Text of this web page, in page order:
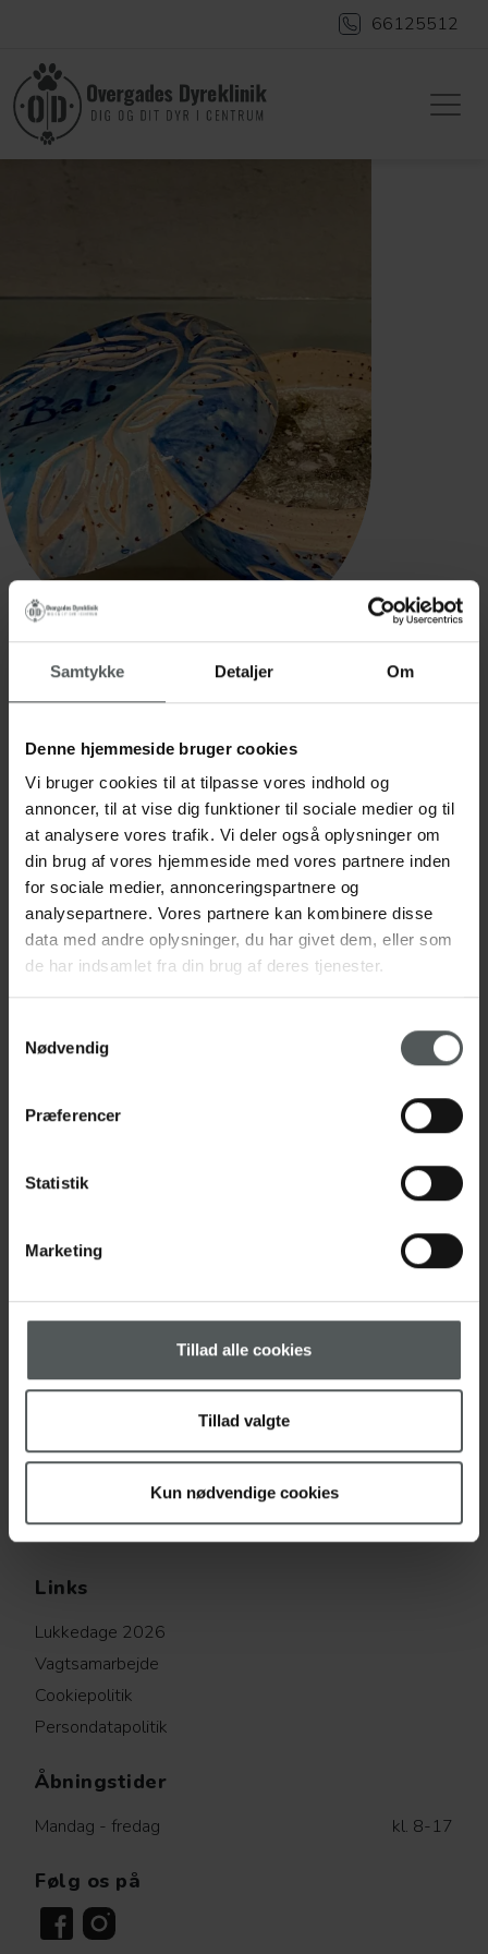
Samtykke Detaljer Om
Denne hjemmeside bruger cookies
Vi bruger cookies til at tilpasse vores indhold og
annoncer, til at vise dig funktioner til sociale medier og til
at analysere vores trafik. Vi deler også oplysninger om
din brug af vores hjemmeside med vores partnere inden
for sociale medier, annonceringspartnere og
analysepartnere. Vores partnere kan kombinere disse
data med andre oplysninger, du har givet dem, eller som
de har indsamlet fra din brug af deres tjenester.
Nødvendig
Præferencer
Statistik
Marketing
Tillad alle cookies
Tillad valgte
Kun nødvendige cookies
66125512
Mindesten og
lågkrukker i keramik
Hos Overgades Dyreklinik samarbejder vi med
Evige Poter. Vælger du urnekremering, har du
mulighed for at få en del af asken brændt ind i
glasuren på en personlig mindesten eller
lågkrukke i keramik.
Evige Poter skaber unikke og bæredygtige
Bestilling af produkter foregår direkte hos Evige
LÆS MERE HOS EVIGE
Overgades Dyreklinik
Overgade 43 , 5000 Odense C
66125512
kontakt@overgadesdyreklinik.dk
CVR: 30177339
Links
Lukkedage 2026
Vagtsamarbejde
Cookiepolitik
Persondatapolitik
Åbningstider
Mandag - fredag kl. 8-17
Følg os på